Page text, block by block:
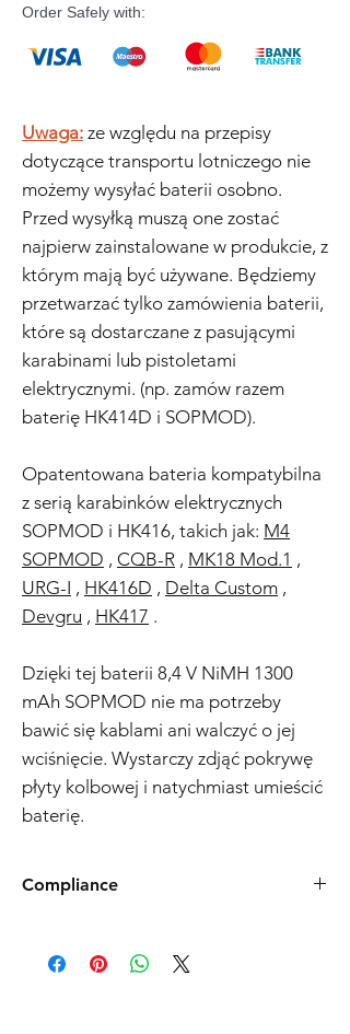
Order Safely with:
Uwaga: ze względu na przepisy
dotyczące transportu lotniczego nie
możemy wysyłać baterii osobno.
Przed wysyłką muszą one zostać
najpierw zainstalowane w produkcie, z
którym mają być używane. Będziemy
przetwarzać tylko zamówienia baterii,
które są dostarczane z pasującymi
karabinami lub pistoletami
elektrycznymi. (np. zamów razem
baterię HK414D i SOPMOD).
Opatentowana bateria kompatybilna
z serią karabinków elektrycznych
SOPMOD i HK416, takich jak: M4
SOPMOD , CQB-R , MK18 Mod.1 ,
URG-I , HK416D , Delta Custom ,
Devgru , HK417 .
Dzięki tej baterii 8,4 V NiMH 1300
mAh SOPMOD nie ma potrzeby
bawić się kablami ani walczyć o jej
wciśnięcie. Wystarczy zdjąć pokrywę
płyty kolbowej i natychmiast umieścić
baterię.
Compliance
the USA need to be made compliant with
US federal laws about airsoft (orange plug,